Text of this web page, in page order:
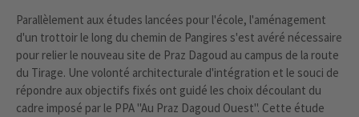
Parallèlement aux études lancées pour l'école, l'aménagement
d'un trottoir le long du chemin de Pangires s'est avéré nécessaire
pour relier le nouveau site de Praz Dagoud au campus de la route
du Tirage. Une volonté architecturale d'intégration et le souci de
répondre aux objectifs fixés ont guidé les choix découlant du
cadre imposé par le PPA "Au Praz Dagoud Ouest". Cette étude